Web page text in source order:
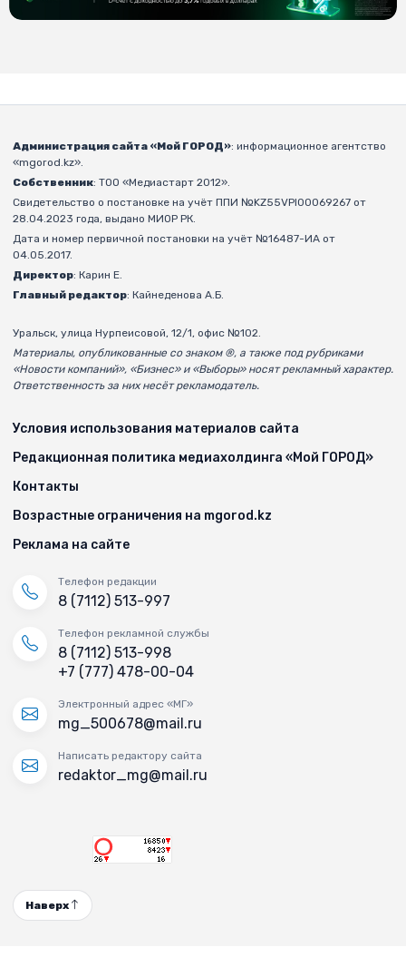
Администрация сайта «Мой ГОРОД»: информационное агентство
«mgorod.kz».
Собственник: ТОО «Медиастарт 2012».
Свидетельство о постановке на учёт ППИ №KZ55VPI00069267 от
28.04.2023 года, выдано МИОР РК.
Дата и номер первичной постановки на учёт №16487-ИА от
04.05.2017.
Директор: Карин Е.
Главный редактор: Кайнеденова А.Б.
Уральск, улица Нурпеисовой, 12/1, офис №102.
Материалы, опубликованные со знаком ®, а также под рубриками
«Новости компаний», «Бизнес» и «Выборы» носят рекламный характер.
Ответственность за них несёт рекламодатель.
Условия использования материалов сайта
Редакционная политика медиахолдинга «Мой ГОРОД»
Контакты
Возрастные ограничения на mgorod.kz
Реклама на сайте
Телефон редакции
8 (7112) 513-997
Телефон рекламной службы
8 (7112) 513-998
+7 (777) 478-00-04
Электронный адрес «МГ»
mg_500678@mail.ru
Написать редактору сайта
redaktor_mg@mail.ru
Наверх